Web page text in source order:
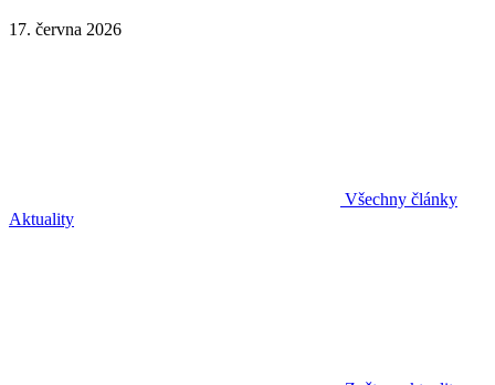
17. června 2026
Všechny články
Aktuality